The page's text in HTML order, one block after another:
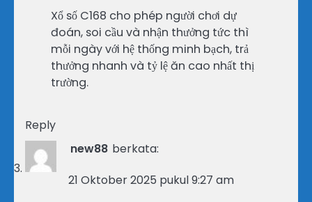
Xổ số C168 cho phép người chơi dự
đoán, soi cầu và nhận thưởng tức thì
mỗi ngày với hệ thống minh bạch, trả
thưởng nhanh và tỷ lệ ăn cao nhất thị
trường.
Reply
new88 berkata:
21 Oktober 2025 pukul 9:27 am